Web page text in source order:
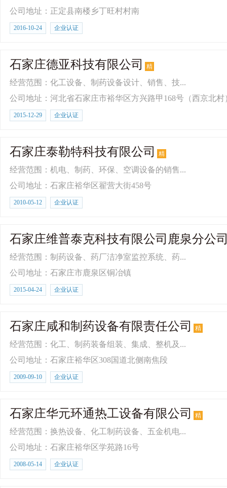
公司地址：正定县南楼乡丁旺村村南
2016-10-24 企业认证
石家庄德亚科技有限公司 精
经营范围：化工设备、制药设备设计、销售、技...
公司地址：河北省石家庄市裕华区方兴路甲168号（西京北村
2015-12-29 企业认证
石家庄泰勒特科技有限公司 精
经营范围：机电、制药、环保、空调设备的销售...
公司地址：石家庄裕华区翟营大街458号
2010-05-12 企业认证
石家庄维普泰克科技有限公司鹿泉分公
经营范围：制药设备、药厂洁净室监控系统、药...
公司地址：石家庄市鹿泉区铜冶镇
2015-04-24 企业认证
石家庄咸和制药设备有限责任公司 精
经营范围：化工、制药装备组装、集成、整机及...
公司地址：石家庄裕华区308国道北侧南焦段
2009-09-10 企业认证
石家庄华元环通热工设备有限公司 精
经营范围：换热设备、化工制药设备、五金机电...
公司地址：石家庄裕华区学苑路16号
2008-05-14 企业认证